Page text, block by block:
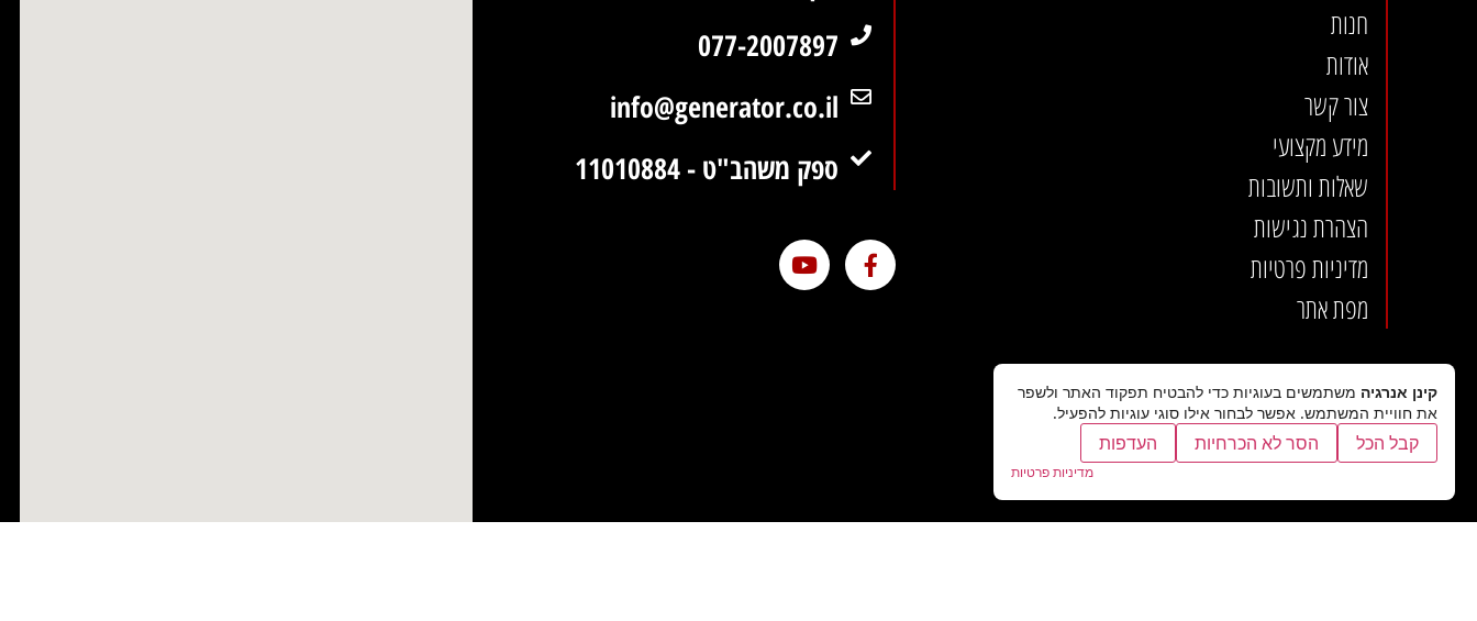
חנות
אודות
צור קשר
מידע מקצועי
שאלות ותשובות
הצהרת נגישות
מדיניות פרטיות
מפת אתר
077-2007897
info@generator.co.il
ספק משהב"ט - 11010884
קינן אנרגיה משתמשים בעוגיות כדי להבטיח תפקוד האתר ולשפר
את חוויית המשתמש. אפשר לבחור אילו סוגי עוגיות להפעיל.
קבל הכל הסר לא הכרחיות העדפות
מדיניות פרטיות